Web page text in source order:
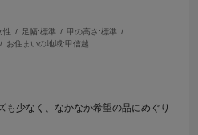
性 足幅:標準 甲の高さ:標準
お住まいの地域:甲信越
も少なく、なかなか希望の品にめぐり